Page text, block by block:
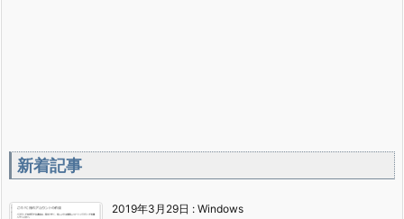
新着記事
2019年3月29日 : Windows